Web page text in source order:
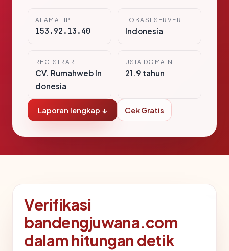
ALAMAT IP
153.92.13.40
LOKASI SERVER
Indonesia
REGISTRAR
CV. Rumahweb In
donesia
USIA DOMAIN
21.9 tahun
Laporan lengkap ↓ Cek Gratis
Verifikasi
bandengjuwana.com
dalam hitungan detik